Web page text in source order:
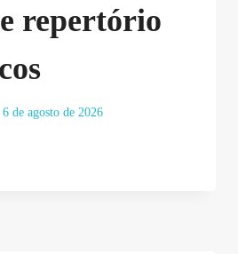
repertório
6 de agosto de 2026